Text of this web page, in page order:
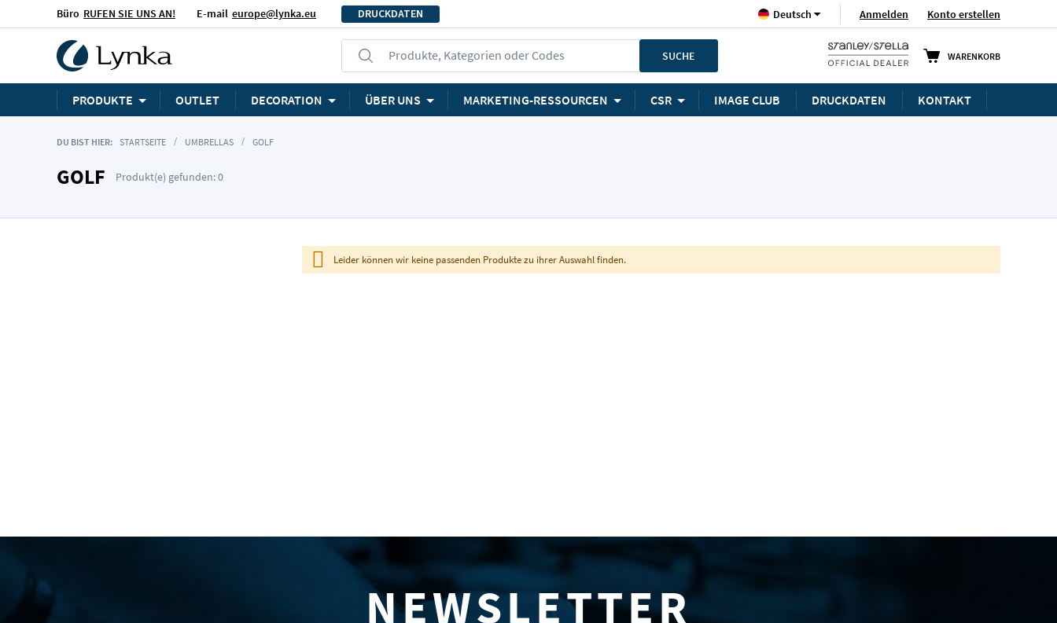
Büro RUFEN SIE UNS AN! E-mail europe@lynka.eu DRUCKDATEN Anmelden Konto erstellen
SpracheDeutsch
WARENKORB
Produkte, Kategorien oder Codes SUCHE
PRODUKTE OUTLET DECORATION ÜBER UNS MARKETING-RESSOURCEN CSR IMAGE CLUB DRUCKDATEN KONTAKT
DU BIST HIER: STARTSEITE UMBRELLAS GOLF
GOLF Produkt(e) gefunden: 0
Leider können wir keine passenden Produkte zu ihrer Auswahl finden.
NEWSLETTER